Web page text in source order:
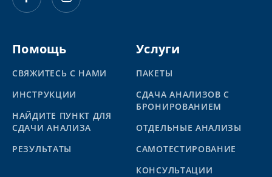
Помощь
СВЯЖИТЕСЬ С НАМИ
ИНСТРУКЦИИ
НАЙДИТЕ ПУНКТ ДЛЯ
СДАЧИ АНАЛИЗА
PЕЗУЛЬТАТЫ
Услуги
ПАКЕТЫ
СДАЧА АНАЛИЗОВ С
БРОНИРОВАНИЕМ
ОТДЕЛЬНЫЕ АНАЛИЗЫ
САМОТЕСТИРОВАНИЕ
КОНСУЛЬТАЦИИ